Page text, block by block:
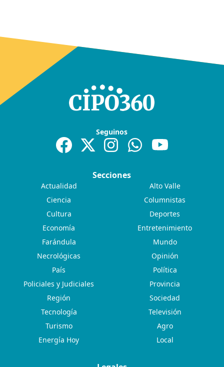
Seguinos
Secciones
Actualidad
Alto Valle
Ciencia
Columnistas
Cultura
Deportes
Economía
Entretenimiento
Farándula
Mundo
Necrológicas
Opinión
País
Política
Policiales y Judiciales
Provincia
Región
Sociedad
Tecnología
Televisión
Turismo
Agro
Energía Hoy
Local